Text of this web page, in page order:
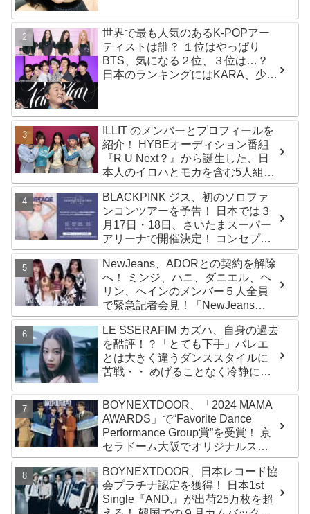
世界で最も人気のあるK-POPアー
ティストは誰？ １位はやっぱり
BTS、気になる２位、３位は…？
日本のランキングにはKARA、少女
ILLIT のメンバーとプロフィールを
紹介！ HYBEオーディション番組
『R U Next？』から誕生した、日
本人のイロハとモカを含む5人組ガ
ールズグループ！ デビュー曲
「Magnetic」がいきなりの大ヒッ
ト
BLACKPINK ジス、初のソロファ
ンコンツアーを予告！ 日本では３
月17日・18日、さいたまスーパー
アリーナで開催決定！ コンセプト
は“愛のカケラ”！？ 14日には新ア
ルバム『AMORTAGE』もリリース
NewJeans、ADORとの契約を解除
へ！ ミンジ、ハニ、ダニエル、ヘ
リン、ヘインのメンバー５人全員
で緊急記者会見！「NewJeans
never dies!」と微笑みの宣言！
ADOR側、2029年まで契約有効と
主張
LE SSERAFIM カズハ、自身の過去
を酷評！？「とても下手」バレエ
とは大きく違うダンススタイルに
苦戦・・ めげることなく冷静に努
BOYNEXTDOOR、「2024 MAMA
AWARDS」で“Favorite Dance
Performance Group賞”を受賞！ 京
セラドーム大阪でオリジナルステ
ージパフォーマンス披露！ 卒業パ
ーティーをコンセプトにスーツで
魅了【動画あり】
BOYNEXTDOOR、日本レコード協
会プラチナ認定を獲得！ 日本1st
Single『AND,』が出荷25万枚を超